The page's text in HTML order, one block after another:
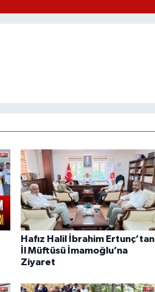
Hafız Halil İbrahim Ertunç’tan
İl Müftüsü İmamoğlu’na
Ziyaret